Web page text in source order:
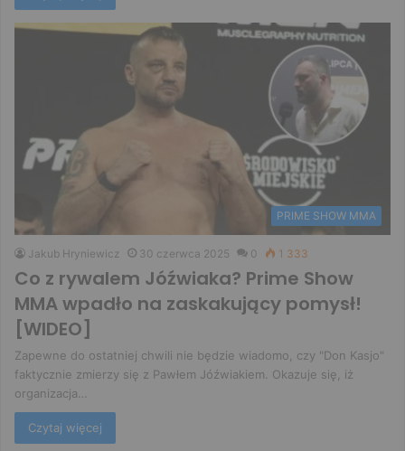
PRIME SHOW MMA
Jakub Hryniewicz 30 czerwca 2025 0 1 333
Co z rywalem Jóźwiaka? Prime Show
MMA wpadło na zaskakujący pomysł!
[WIDEO]
Zapewne do ostatniej chwili nie będzie wiadomo, czy "Don Kasjo"
faktycznie zmierzy się z Pawłem Jóźwiakiem. Okazuje się, iż
organizacja…
Czytaj więcej